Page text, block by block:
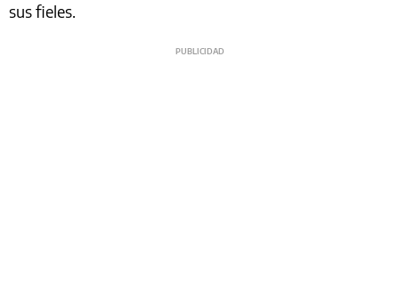
sus fieles.